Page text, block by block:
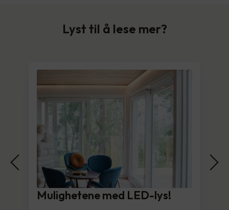
Lyst til å lese mer?
Mulighetene med LED-lys!